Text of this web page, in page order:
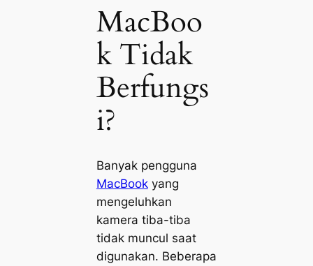
MacBoo
k Tidak
Berfungs
i?
Banyak pengguna
MacBookyang
mengeluhkan
kamera tiba-tiba
tidak muncul saat
digunakan. Beberapa